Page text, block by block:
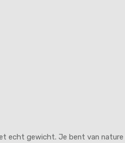
echt gewicht. Je bent van nature